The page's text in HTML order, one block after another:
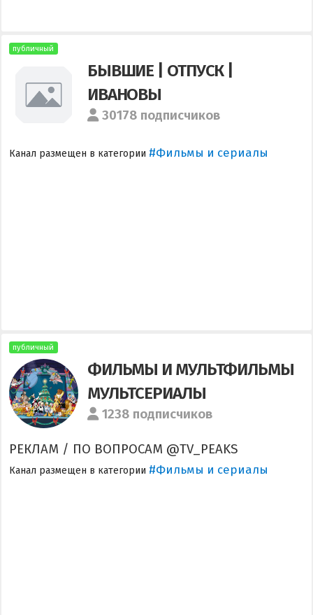
публичный
БЫВШИЕ | ОТПУСК |
ИВАНОВЫ
30178 подписчиков
Канал размещен в категории #Фильмы и сериалы
публичный
ФИЛЬМЫ И МУЛЬТФИЛЬМЫ
МУЛЬТСЕРИАЛЫ
1238 подписчиков
РЕКЛАМ / ПО ВОПРОСАМ @TV_PEAKS
Канал размещен в категории #Фильмы и сериалы